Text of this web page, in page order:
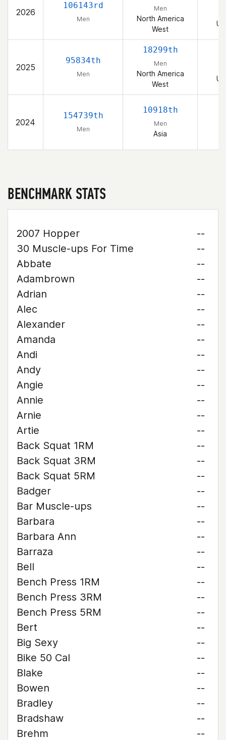
2026
106143rd
Men
Men
North America
West
2025
95834th
Men
18299th
Men
North America
West
2024
154739th
Men
10918th
Men
Asia
BENCHMARK STATS
2007 Hopper
--
30 Muscle-ups For Time
--
Abbate
--
Adambrown
--
Adrian
--
Alec
--
Alexander
--
Amanda
--
Andi
--
Andy
--
Angie
--
Annie
--
Arnie
--
Artie
--
Back Squat 1RM
--
Back Squat 3RM
--
Back Squat 5RM
--
Badger
--
Bar Muscle-ups
--
Barbara
--
Barbara Ann
--
Barraza
--
Bell
--
Bench Press 1RM
--
Bench Press 3RM
--
Bench Press 5RM
--
Bert
--
Big Sexy
--
Bike 50 Cal
--
Blake
--
Bowen
--
Bradley
--
Bradshaw
--
Brehm
--